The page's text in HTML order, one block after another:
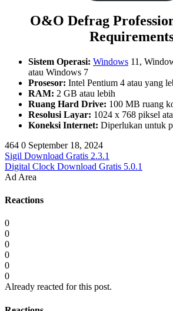
O&O Defrag
Sistem Operasi: Windows 11,
atau Windows 7
Prosesor: Intel Pentium 4 atau yang
RAM: 2 GB atau lebih
Ruang Hard Drive: 100 MB ruang
Resolusi Layar: 1024 x 768 piksel
Koneksi Internet: Diperlukan untuk
464 0 September 18, 2024
Sigil Download Gratis 2.3.1
Digital Clock Download Gratis 5.0.1
Ad Area
Reactions
0
0
0
0
0
0
Already reacted for this post.